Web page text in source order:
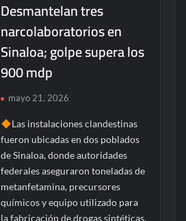
Desmantelan tres
narcolaboratorios en
Sinaloa; golpe supera los
900 mdp
mayo 21, 2026
Las instalaciones clandestinas
fueron ubicadas en dos poblados
de Sinaloa, donde autoridades
federales aseguraron toneladas de
metanfetamina, precursores
químicos y equipo utilizado para
la fabricación de drogas sintéticas.